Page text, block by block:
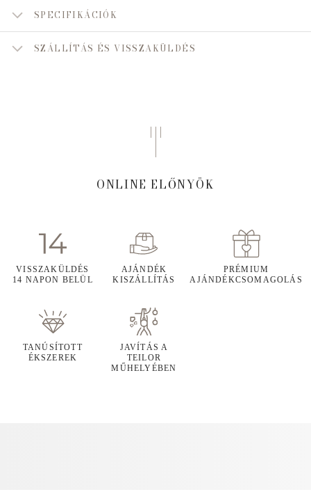
SPECIFIKÁCIÓK
SZÁLLÍTÁS ÉS VISSZAKÜLDÉS
ONLINE ELŐNYÖK
VISSZAKÜLDÉS
14 NAPON BELÜL
AJÁNDÉK
KISZÁLLÍTÁS
PRÉMIUM
AJÁNDÉKCSOMAGOLÁS
TANÚSÍTOTT
ÉKSZEREK
JAVÍTÁS A
TEILOR
MŰHELYÉBEN